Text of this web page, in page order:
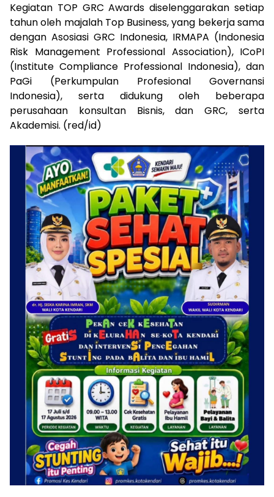
Kegiatan TOP GRC Awards diselenggarakan setiap
tahun oleh majalah Top Business, yang bekerja sama
dengan Asosiasi GRC Indonesia, IRMAPA (Indonesia
Risk Management Professional Association), ICoPI
(Institute Compliance Professional Indonesia), dan
PaGi (Perkumpulan Profesional Governansi
Indonesia), serta didukung oleh beberapa
perusahaan konsultan Bisnis, dan GRC, serta
Akademisi. (red/id)